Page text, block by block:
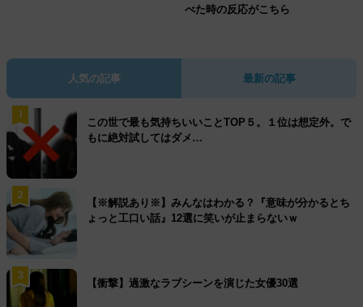
べた時の反応がこちら
人気の記事 最新の記事
1
この世で最も気持ちいいことTOP５。１位は想定外。で
もに絶対試してはダメ…
2
【※解説あり※】みんなはわかる？『意味が分かるとち
ょっと工口い話』12選に笑いが止まらないｗ
3
【衝撃】過激なラブシーンを演じた女優30選